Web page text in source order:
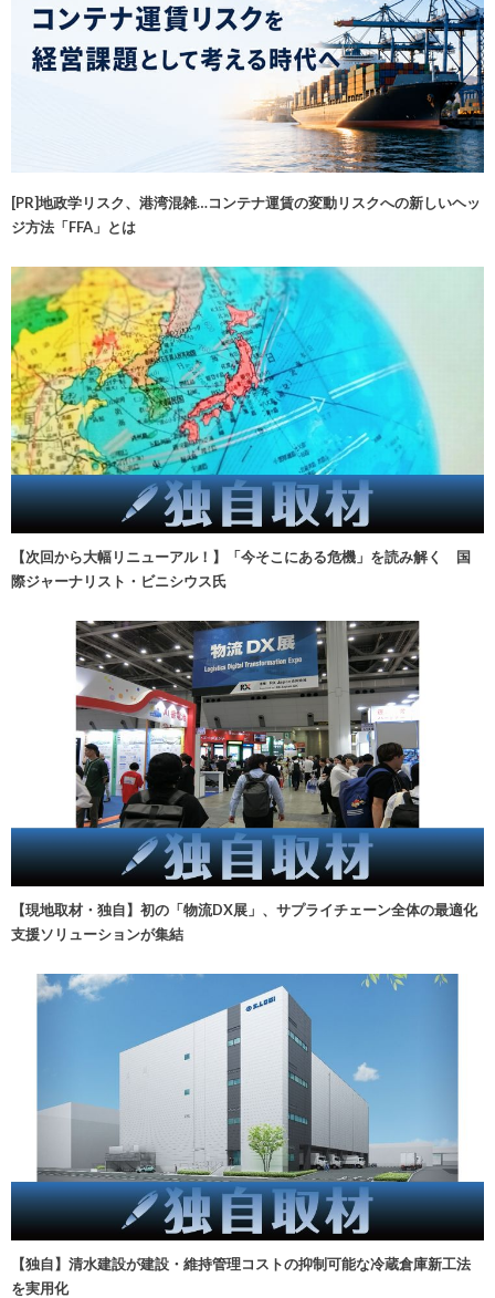
[PR]地政学リスク、港湾混雑…コンテナ運賃の変動リスクへの新しいヘッ
ジ方法「FFA」とは
【次回から大幅リニューアル！】「今そこにある危機」を読み解く 国
際ジャーナリスト・ビニシウス氏
【現地取材・独自】初の「物流DX展」、サプライチェーン全体の最適化
支援ソリューションが集結
【独自】清水建設が建設・維持管理コストの抑制可能な冷蔵倉庫新工法
を実用化